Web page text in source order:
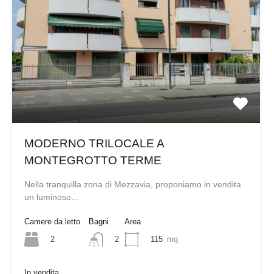
MODERNO TRILOCALE A
MONTEGROTTO TERME
Nella tranquilla zona di Mezzavia, proponiamo in vendita
un luminoso…
Camere da letto
2
Bagni
2
Area
115 mq